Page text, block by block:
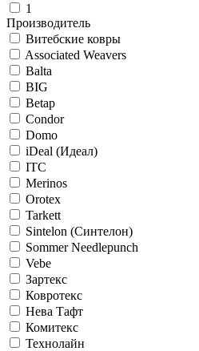
1
Производитель
Витебские ковры
Associated Weavers
Balta
BIG
Betap
Condor
Domo
iDeal (Идеал)
ITC
Merinos
Orotex
Tarkett
Sintelon (Синтелон)
Sommer Needlepunch
Vebe
Зартекс
Ковротекс
Нева Тафт
Комитекс
Технолайн